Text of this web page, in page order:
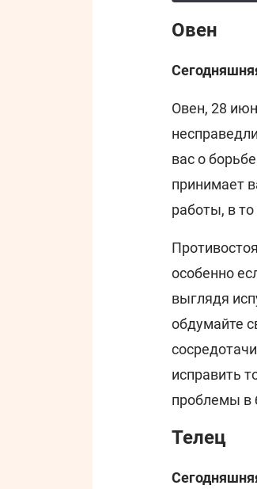
Овен
Овен, 28
вас о
принимает
работы, в
особенно
выглядя
обдумайте
исправить
проблемы в
Телец